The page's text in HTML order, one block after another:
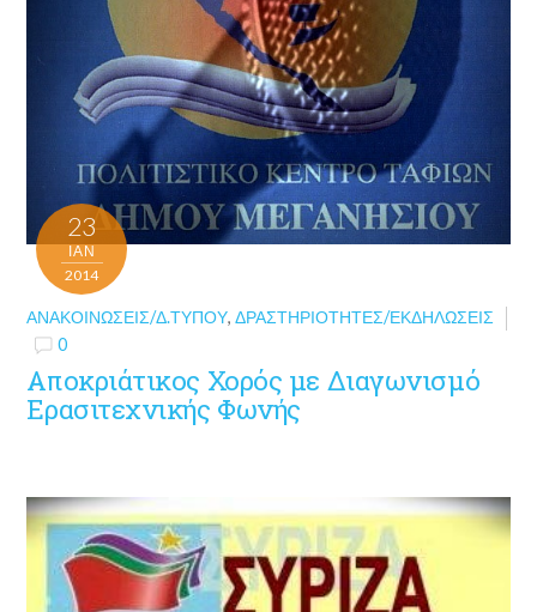
23
ΙΑΝ
2014
ΑΝΑΚΟΙΝΏΣΕΙΣ/Δ.ΤΎΠΟΥ,ΔΡΑΣΤΗΡΙΌΤΗΤΕΣ/ΕΚΔΗΛΏΣΕΙΣ
0
Αποκριάτικος Χορός με Διαγωνισμό
Ερασιτεχνικής Φωνής